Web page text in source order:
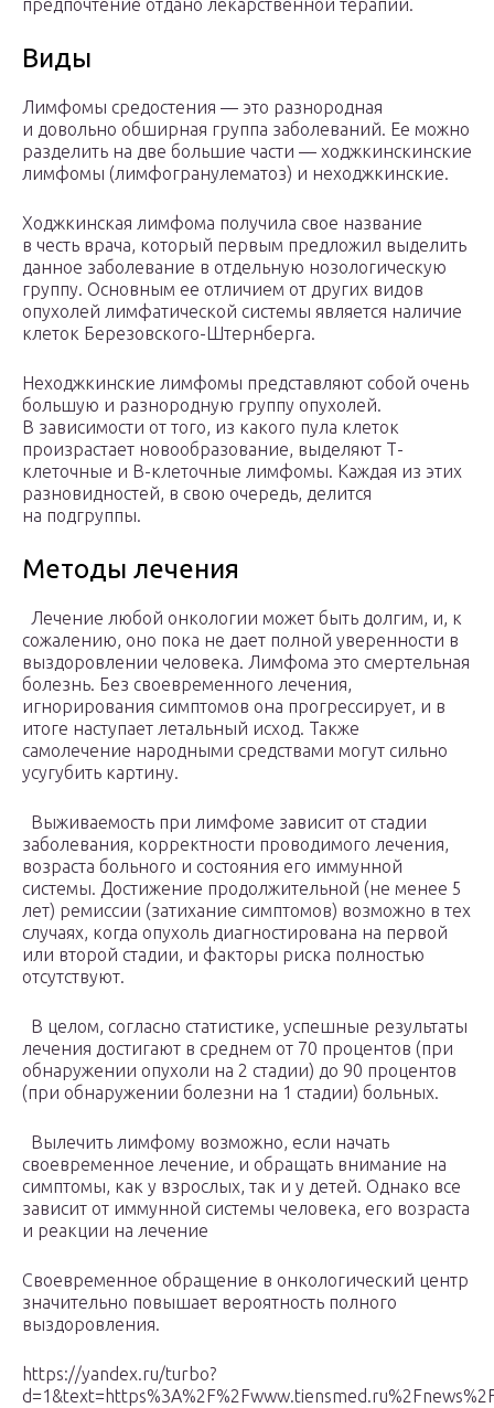
предпочтение отдано лекарственной терапии.
Виды
Лимфомы средостения — это разнородная
и довольно обширная группа заболеваний. Ее можно
разделить на две большие части — ходжкинскинские
лимфомы (лимфогранулематоз) и неходжкинские.
Ходжкинская лимфома получила свое название
в честь врача, который первым предложил выделить
данное заболевание в отдельную нозологическую
группу. Основным ее отличием от других видов
опухолей лимфатической системы является наличие
клеток Березовского-Штернберга.
Неходжкинские лимфомы представляют собой очень
большую и разнородную группу опухолей.
В зависимости от того, из какого пула клеток
произрастает новообразование, выделяют Т-
клеточные и В-клеточные лимфомы. Каждая из этих
разновидностей, в свою очередь, делится
на подгруппы.
Методы лечения
Лечение любой онкологии может быть долгим, и, к
сожалению, оно пока не дает полной уверенности в
выздоровлении человека. Лимфома это смертельная
болезнь. Без своевременного лечения,
игнорирования симптомов она прогрессирует, и в
итоге наступает летальный исход. Также
самолечение народными средствами могут сильно
усугубить картину.
Выживаемость при лимфоме зависит от стадии
заболевания, корректности проводимого лечения,
возраста больного и состояния его иммунной
системы. Достижение продолжительной (не менее 5
лет) ремиссии (затихание симптомов) возможно в тех
случаях, когда опухоль диагностирована на первой
или второй стадии, и факторы риска полностью
отсутствуют.
В целом, согласно статистике, успешные результаты
лечения достигают в среднем от 70 процентов (при
обнаружении опухоли на 2 стадии) до 90 процентов
(при обнаружении болезни на 1 стадии) больных.
Вылечить лимфому возможно, если начать
своевременное лечение, и обращать внимание на
симптомы, как у взрослых, так и у детей. Однако все
зависит от иммунной системы человека, его возраста
и реакции на лечение
Своевременное обращение в онкологический центр
значительно повышает вероятность полного
выздоровления.
https://yandex.ru/turbo?